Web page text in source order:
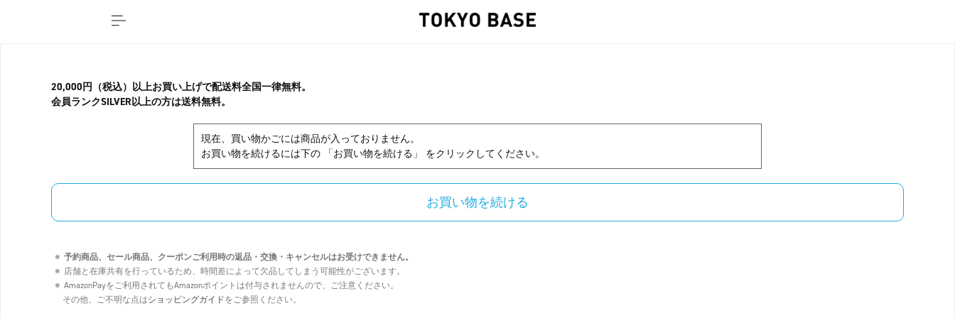
20,000円（税込）以上お買い上げで配送料全国一律無料。
会員ランクSILVER以上の方は送料無料。
現在、買い物かごには商品が入っておりません。
お買い物を続けるには下の 「お買い物を続ける」 をクリックしてください。
予約商品、セール商品、クーポンご利用時の返品・交換・キャンセルはお受けできません。
店舗と在庫共有を行っているため、時間差によって欠品してしまう可能性がございます。
AmazonPayをご利用されてもAmazonポイントは付与されませんので、ご注意ください。
その他、ご不明な点はショッピングガイドをご参照ください。